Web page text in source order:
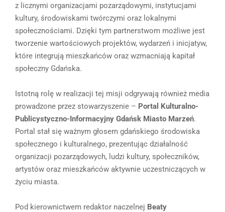
z licznymi organizacjami pozarządowymi, instytucjami
kultury, środowiskami twórczymi oraz lokalnymi
społecznościami. Dzięki tym partnerstwom możliwe jest
tworzenie wartościowych projektów, wydarzeń i inicjatyw,
które integrują mieszkańców oraz wzmacniają kapitał
społeczny Gdańska.
Istotną rolę w realizacji tej misji odgrywają również media
prowadzone przez stowarzyszenie – Portal Kulturalno-
Publicystyczno-Informacyjny Gdańsk Miasto Marzeń.
Portal stał się ważnym głosem gdańskiego środowiska
społecznego i kulturalnego, prezentując działalność
organizacji pozarządowych, ludzi kultury, społeczników,
artystów oraz mieszkańców aktywnie uczestniczących w
życiu miasta.
Pod kierownictwem redaktor naczelnej Beaty